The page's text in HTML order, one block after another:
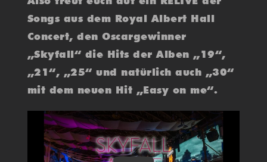
Songs aus dem Royal Albert Hall
Concert, den Oscargewinner
„Skyfall“ die Hits der Alben „19“,
„21“, „25“ und natürlich auch „30“
mit dem neuen Hit „Easy on me“.